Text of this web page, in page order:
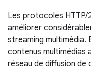
Les protocoles HTTP/
améliorer
streaming multimédia.
contenus multimédias
réseau de diffusion de